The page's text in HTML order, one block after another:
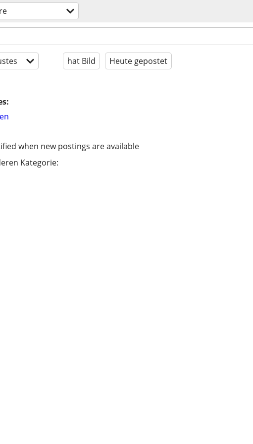
hat Bild Heute gepostet
when new postings are available
Kategorie: